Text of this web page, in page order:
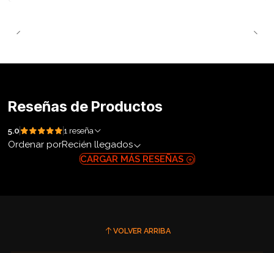
Reseñas de Productos
5.0 1 reseña
Ordenar porRecién llegados
CARGAR MÁS RESEÑAS
VOLVER ARRIBA